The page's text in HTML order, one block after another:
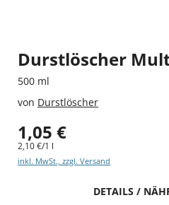
Durstlöscher
500 ml
von Durstlöscher
1,05 €
2,10 €/1 l
inkl. MwSt., zzgl. Versand
DETAILS /